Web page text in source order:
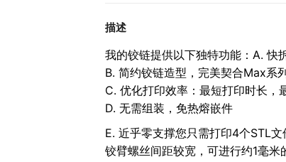
描述
我的铰链提供以下独特功能： A. 快
B. 简约铰链造型，完美契合Max系
C. 优化打印效率：最短打印时长，
D. 无需组装，免热熔嵌件
E. 近乎零支撑您只需打印4个STL
铰臂螺丝间距较宽，可进行约1毫